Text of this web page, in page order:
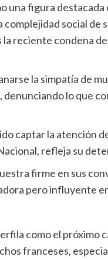
una figura
social de
reciente condena
la simpatía de
lo que
captar la atención
refleja su
firme en sus
pero influyente
como el
franceses,